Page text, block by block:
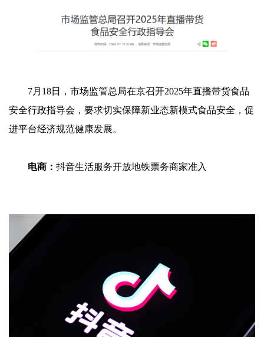
7月18日，市场监管总局在京召开2025年直播带货食品
安全行政指导会，要求切实保障新业态新模式食品安全，促
进平台经济规范健康发展。
电商： 抖音生活服务开放地铁票务商家准入